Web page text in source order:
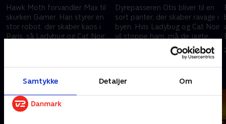
Samtykke Detaljer Om
Hawk Moth forvandler Max til
skurken Gamer. Han styrer en
stor robot, der skaber kaos i
Paris, så Ladybug og Cat Noir
Dyrepasseren Otis bliver til en
sort panter, der skaber ravage i
byen. Hvis Ladybug og Cat Noir
vil stoppe ham, må de jagte
ham gennem den parisiske
21. december 2024 • 21 min